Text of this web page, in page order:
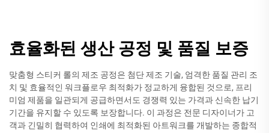
효율화된 생산 공정 및 품질 보증
맞춤형 스티커 롤의 제조 공정은 첨단 제조 기술, 엄격한 품질 관리 조
치 및 효율적인 워크플로우 최적화가 정교하게 융합된 것으로, 프리
미엄 제품을 일관되게 공급하면서도 경쟁력 있는 가격과 신속한 납기
기간을 유지할 수 있도록 보장합니다. 이 과정은 전문 디자이너가 고
객과 긴밀히 협력하여 인쇄에 최적화된 아트워크를 개발하는 종합적